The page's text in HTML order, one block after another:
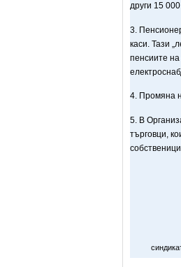
други 15
3.
каси. Тази
пенсиите
4. Промяна
5. В
търговци,